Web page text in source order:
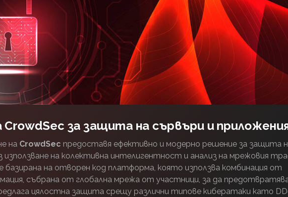
за защита на сървъри и
на CrowdSec предоставя ефективно и модерно решение за защита
използване на колективна интелигентност и анализ на мрежовия
базирана на отворен код платформа, която използва комбинация от
събрана от глобална мрежа от участници, за да
цялостна защита срещу различни типове кибератаки като